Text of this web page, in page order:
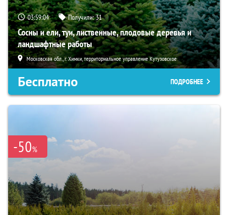
03:59:03 Получили:31
Сосны и ели, туи, лиственные, плодовые деревья и
ландшафтные работы
Московская обл., г. Химки, территориальное управление Кутузовское
Бесплатно ПОДРОБНЕЕ
-50%